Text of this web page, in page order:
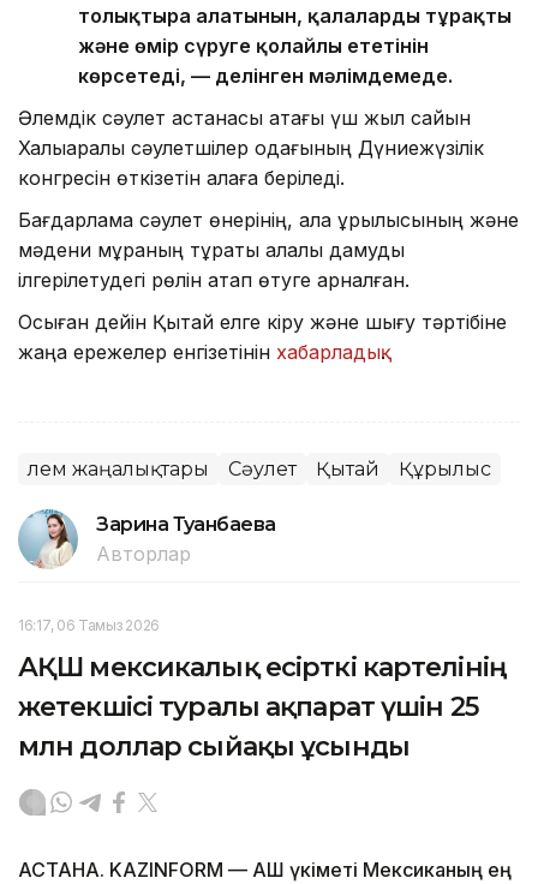
толықтыра алатынын, қалаларды тұрақты
және өмір сүруге қолайлы ететінін
көрсетеді, — делінген мәлімдемеде.
Әлемдік сәулет астанасы атағы үш жыл сайын
Халықаралық сәулетшілер одағының Дүниежүзілік
конгресін өткізетін қалаға беріледі.
Бағдарлама сәулет өнерінің, қала құрылысының және
мәдени мұраның тұрақты қалалық дамуды
ілгерілетудегі рөлін атап өтуге арналған.
Осыған дейін Қытай елге кіру және шығу тәртібіне
жаңа ережелер енгізетінін хабарладық.
Әлем жаңалықтары Сәулет Қытай Құрылыс
Зарина Туғанбаева
Авторлар
16:17, 06 Тамыз 2026
АҚШ мексикалық есірткі картелінің
жетекшісі туралы ақпарат үшін 25
млн доллар сыйақы ұсынды
АСТАНА. KAZINFORM — АҚШ үкіметі Мексиканың ең